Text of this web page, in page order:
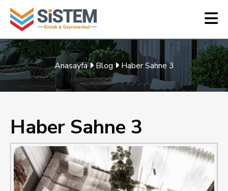
Anasayfa Blog Haber Sahne 3
Haber Sahne 3